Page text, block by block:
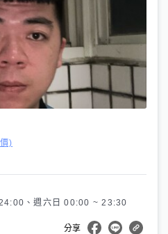
)
、週六日 00:00 ~ 23:30
分享